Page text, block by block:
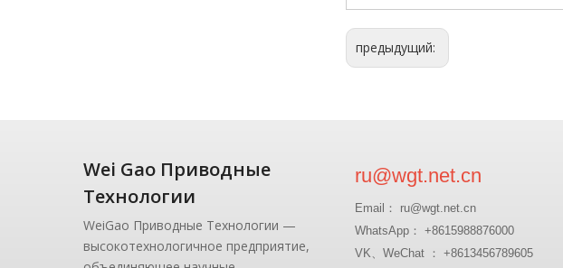
предыдущий:
Wei Gao Приводные
Технологии
WeiGao Приводные Технологии —
высокотехнологичное предприятие,
ru@wgt.net.cn
Email： ru@wgt.net.cn
WhatsApp： +8615988876000
VK、WeChat ： +8613456789605